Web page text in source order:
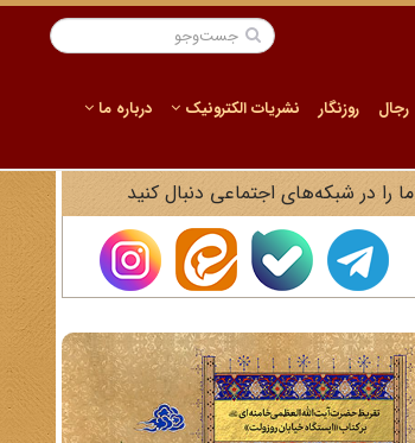
رجال روزنگار نشریات الکترونیک درباره ما
ما را در شبکه‌های اجتماعی دنبال کنید